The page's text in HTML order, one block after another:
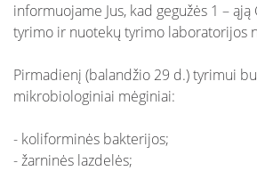
informuojame Jus, kad gegužės 1 –
tyrimo ir nuotekų tyrimo laboratorijos
Pirmadienį (balandžio 29 d.) tyrimui
mikrobiologiniai mėginiai:
- koliforminės bakterijos;
- žarninės lazdelės;